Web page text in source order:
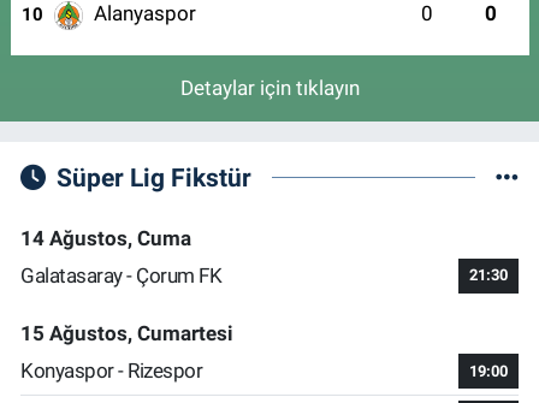
10 Alanyaspor 0 0
Detaylar için tıklayın
Süper Lig Fikstür
14 Ağustos, Cuma
Galatasaray - Çorum FK
21:30
15 Ağustos, Cumartesi
Konyaspor - Rizespor
19:00